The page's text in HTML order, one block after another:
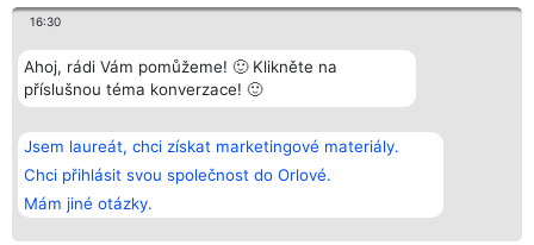
16:30
Ahoj, rádi Vám pomůžeme! 🙂 Klikněte na
příslušnou téma konverzace! 🙂
Jsem laureát, chci získat marketingové materiály.
Chci přihlásit svou společnost do Orlové.
Mám jiné otázky.
Bright Side Solutions sp. z o.
o. sp. k.
ul. Ruska 22
Wrocław 50-079
KRS 0000749100 | Regon
381313360 | NIP 8943132676
Vítězové
Seznam všech
laureátů
Zásady
Zásady
Kontakt